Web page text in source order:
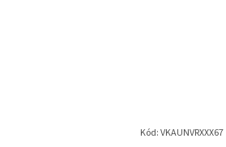
Kód:VKAUNVRXXX67